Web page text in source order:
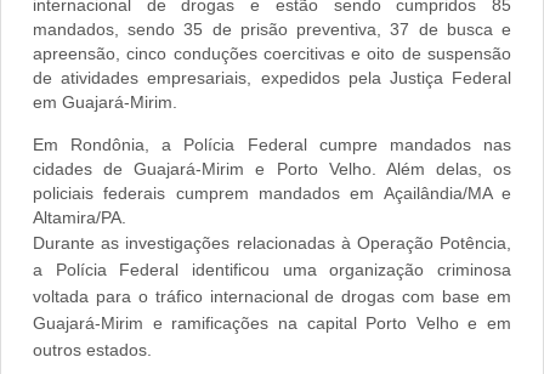
internacional de drogas e estão sendo cumpridos 85
mandados, sendo 35 de prisão preventiva, 37 de busca e
apreensão, cinco conduções coercitivas e oito de suspensão
de atividades empresariais, expedidos pela Justiça Federal
em Guajará-Mirim.
Em Rondônia, a Polícia Federal cumpre mandados nas
cidades de Guajará-Mirim e Porto Velho. Além delas, os
policiais federais cumprem mandados em Açailândia/MA e
Altamira/PA.
Durante as investigações relacionadas à Operação Potência,
a Polícia Federal identificou uma organização criminosa
voltada para o tráfico internacional de drogas com base em
Guajará-Mirim e ramificações na capital Porto Velho e em
outros estados.